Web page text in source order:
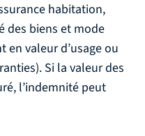
habitation,
des biens et mode
en valeur d’usage ou
Si la valeur des
l’indemnité peut